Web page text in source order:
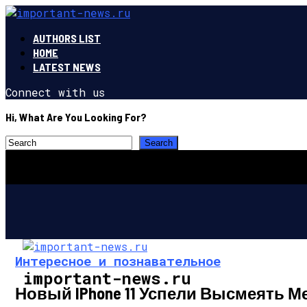
AUTHORS LIST
HOME
LATEST NEWS
Connect with us
Hi, What Are You Looking For?
important-news.ru
Интересное и познавательное
Новый IPhone 11 Успели Высмеять